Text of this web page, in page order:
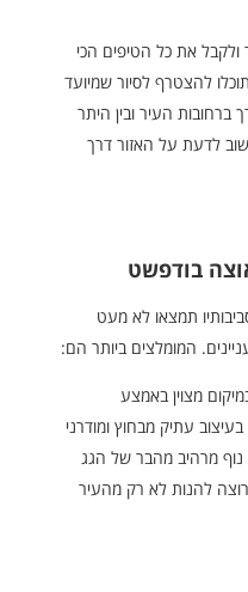
את כל הטיפים הכי
להצטרף לסיור שמיועד
ברחובות העיר ובין היתר
לדעת על האזור דרך
בודפשט
תמצאו לא מעט
המומלצים ביותר הם:
במיקום מצוין באמצע
עתיק מבחוץ ומודרני
מרהיב מהבר של הגג
להנות לא רק מהעיר